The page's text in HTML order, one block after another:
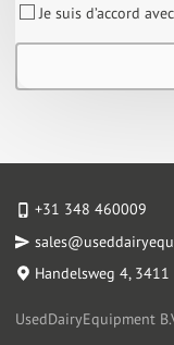
Je suis d’accord avec
+31 348 460009
Handelsweg 4, 3411
UsedDairyEquipment